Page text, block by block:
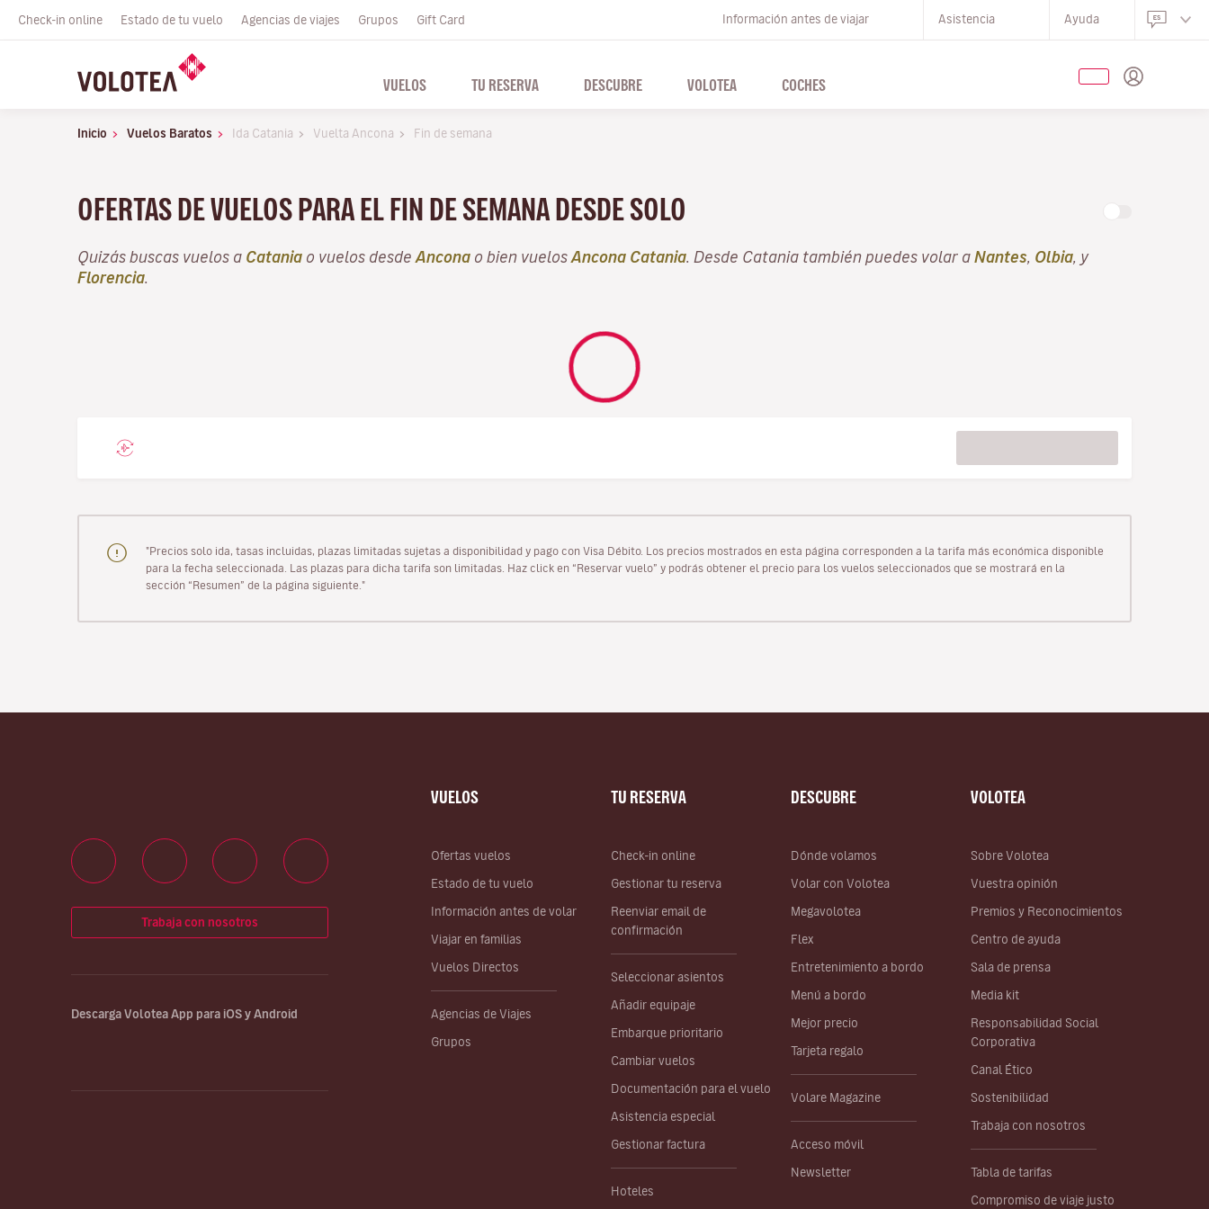
Check-in online Estado de tu vuelo Agencias de viajes Grupos Gift Card Información antes de viajar Asistencia Ayuda
VUELOS TU RESERVA DESCUBRE VOLOTEA COCHES
Inicio Vuelos Baratos Ida Catania Vuelta Ancona Fin de semana
OFERTAS DE VUELOS PARA EL FIN DE SEMANA DESDE SOLO
Quizás buscas vuelos a Catania o vuelos desde Ancona o bien vuelos Ancona Catania . Desde Catania también puedes volar a Nantes Olbia , y
Florencia
"Precios solo ida, tasas incluidas, plazas limitadas sujetas a disponibilidad y pago con Visa Débito. Los precios mostrados en esta página corresponden a la tarifa más económica disponible
para la fecha seleccionada. Las plazas para dicha tarifa son limitadas. Haz click en “Reservar vuelo” y podrás obtener el precio para los vuelos seleccionados que se mostrará en la
sección “Resumen” de la página siguiente."
VUELOS
Ofertas vuelos
Estado de tu vuelo
Información antes de volar
Viajar en familias
Vuelos Directos
Agencias de Viajes
Grupos
TU RESERVA
Check-in online
Gestionar tu reserva
Reenviar email de
confirmación
Seleccionar asientos
Añadir equipaje
Embarque prioritario
Cambiar vuelos
Documentación para el vuelo
Asistencia especial
Gestionar factura
Hoteles
DESCUBRE
Dónde volamos
Volar con Volotea
Megavolotea
Flex
Entretenimiento a bordo
Menú a bordo
Mejor precio
Tarjeta regalo
Volare Magazine
Acceso móvil
Newsletter
VOLOTEA
Sobre Volotea
Vuestra opinión
Premios y Reconocimientos
Centro de ayuda
Sala de prensa
Media kit
Responsabilidad Social
Corporativa
Canal Ético
Sostenibilidad
Trabaja con nosotros
Tabla de tarifas
Compromiso de viaje justo
Trabaja con nosotros
Descarga Volotea App para iOS y Android